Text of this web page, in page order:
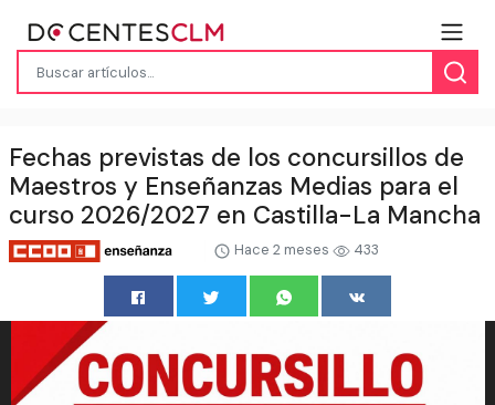
Fechas previstas de los concursillos de
Maestros y Enseñanzas Medias para el
curso 2026/2027 en Castilla-La Mancha
Hace 2 meses 433